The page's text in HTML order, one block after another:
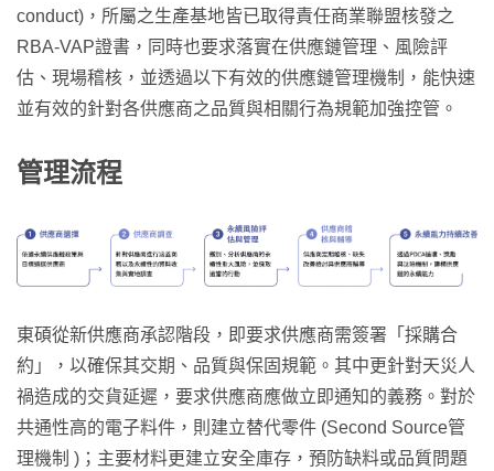
conduct)，所屬之生產基地皆已取得責任商業聯盟核發之
RBA-VAP證書，同時也要求落實在供應鏈管理、風險評
估、現場稽核，並透過以下有效的供應鏈管理機制，能快速
並有效的針對各供應商之品質與相關行為規範加強控管。
管理流程
東碩從新供應商承認階段，即要求供應商需簽署「採購合
約」，以確保其交期、品質與保固規範。其中更針對天災人
禍造成的交貨延遲，要求供應商應做立即通知的義務。對於
共通性高的電子料件，則建立替代零件 (Second Source管
理機制 )；主要材料更建立安全庫存，預防缺料或品質問題